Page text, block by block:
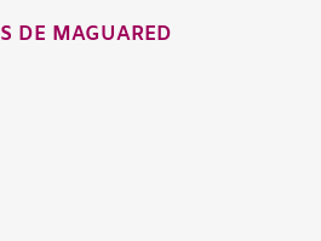
DE MAGUARED